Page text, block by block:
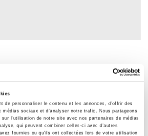
de personnaliser le contenu et les annonces, d'offrir des
médias sociaux et d'analyser notre trafic. Nous partageons
sur l'utilisation de notre site avec nos partenaires de médias
qui peuvent combiner celles-ci avec d'autres
fournies ou qu'ils ont collectées lors de votre utilisation
Po